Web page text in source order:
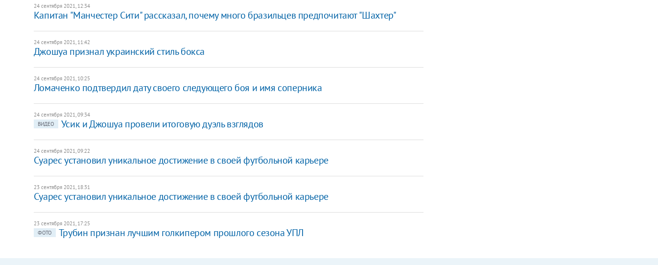
24 сентября 2021, 12:34
Капитан "Манчестер Сити" рассказал, почему много бразильцев предпочитают "Шахтер"
24 сентября 2021, 11:42
Джошуа признал украинский стиль бокса
24 сентября 2021, 10:25
Ломаченко подтвердил дату своего следующего боя и имя соперника
24 сентября 2021, 09:34
ВИДЕО
Усик и Джошуа провели итоговую дуэль взглядов
24 сентября 2021, 09:22
Суарес установил уникальное достижение в своей футбольной карьере
23 сентября 2021, 18:31
Суарес установил уникальное достижение в своей футбольной карьере
23 сентября 2021, 17:25
ФОТО
Трубин признан лучшим голкипером прошлого сезона УПЛ